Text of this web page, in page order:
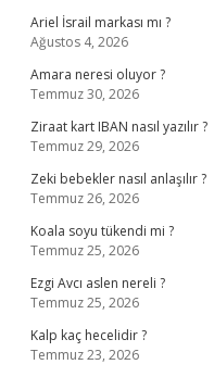
Ariel İsrail markası mı ?
Ağustos 4, 2026
Amara neresi oluyor ?
Temmuz 30, 2026
Ziraat kart IBAN nasıl yazılır ?
Temmuz 29, 2026
Zeki bebekler nasıl anlaşılır ?
Temmuz 26, 2026
Koala soyu tükendi mi ?
Temmuz 25, 2026
Ezgi Avcı aslen nereli ?
Temmuz 25, 2026
Kalp kaç hecelidir ?
Temmuz 23, 2026